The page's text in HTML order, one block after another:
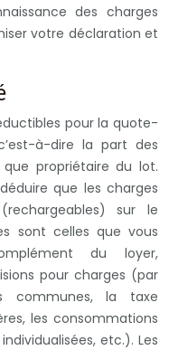
des charges
votre déclaration et
pour la quote-
à-dire la part des
propriétaire du lot.
que les charges
sur le
sont celles que vous
du loyer,
pour charges (par
communes, la taxe
les consommations
etc.). Les